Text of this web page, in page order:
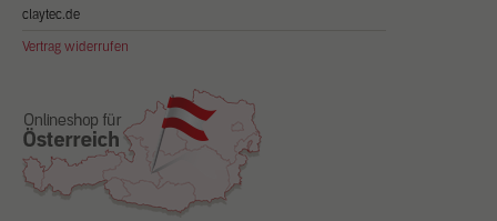
claytec.de
Vertrag widerrufen